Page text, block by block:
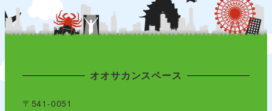
オオサカンスペース
〒541-0051